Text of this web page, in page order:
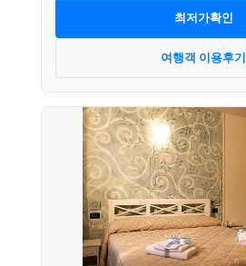
최저가확인
여행객 이용후기